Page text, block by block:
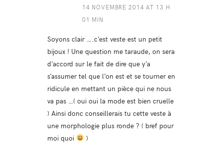
14 NOVEMBRE 2014 AT 13 H
01 MIN
Soyons clair ….c’est veste est un petit
bijoux ! Une question me taraude, on sera
d’accord sur le fait de dire que y’a
s’assumer tel que l’on est et se tourner en
ridicule en mettant un pièce qui ne nous
va pas …( oui oui la mode est bien cruelle
) Ainsi donc conseillerais tu cette veste à
une morphologie plus ronde ? ( bref pour
moi quoi
)